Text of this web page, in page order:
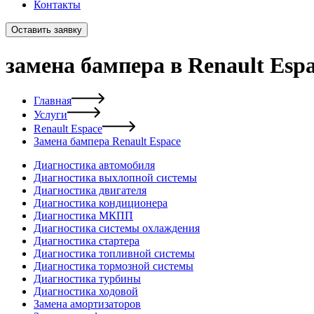
Контакты
Оставить заявку
замена бампера в Renault
Главная
Услуги
Renault Espace
Замена бампера Renault Espace
Диагностика автомобиля
Диагностика выхлопной системы
Диагностика двигателя
Диагностика кондиционера
Диагностика МКПП
Диагностика системы охлаждения
Диагностика стартера
Диагностика топливной системы
Диагностика тормозной системы
Диагностика турбины
Диагностика ходовой
Замена амортизаторов